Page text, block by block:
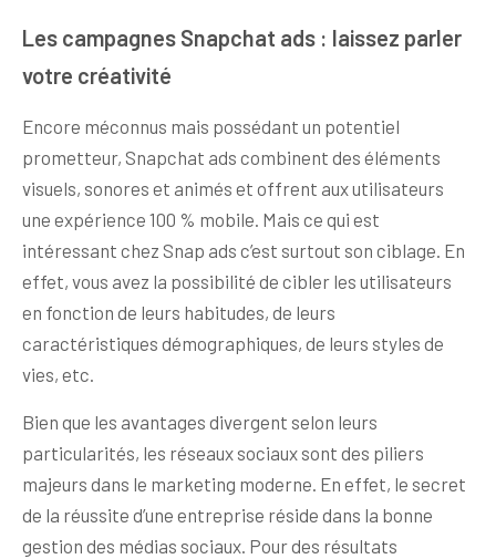
Les campagnes Snapchat ads : laissez parler
votre créativité
Encore méconnus mais possédant un potentiel
prometteur, Snapchat ads combinent des éléments
visuels, sonores et animés et offrent aux utilisateurs
une expérience 100 % mobile. Mais ce qui est
intéressant chez Snap ads c’est surtout son ciblage. En
effet, vous avez la possibilité de cibler les utilisateurs
en fonction de leurs habitudes, de leurs
caractéristiques démographiques, de leurs styles de
vies, etc.
Bien que les avantages divergent selon leurs
particularités, les réseaux sociaux sont des piliers
majeurs dans le marketing moderne. En effet, le secret
de la réussite d’une entreprise réside dans la bonne
gestion des médias sociaux. Pour des résultats